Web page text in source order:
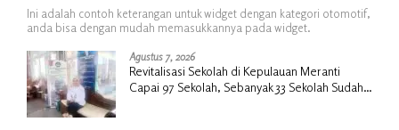
Ini adalah contoh keterangan untuk widget dengan kategori otomotif,
anda bisa dengan mudah memasukkannya pada widget.
Agustus 7, 2026
Revitalisasi Sekolah di Kepulauan Meranti
Capai 97 Sekolah, Sebanyak 33 Sekolah Sudah